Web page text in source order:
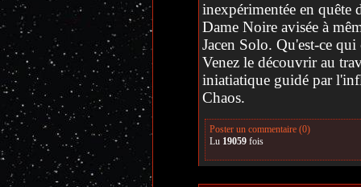
inexpérimentée en quête
Dame Noire avisée à
Jacen Solo. Qu'est-ce qui
Venez le découvrir au
iniatiatique guidé par
Chaos.
Poster un commentaire (0)
Lu 19059fois